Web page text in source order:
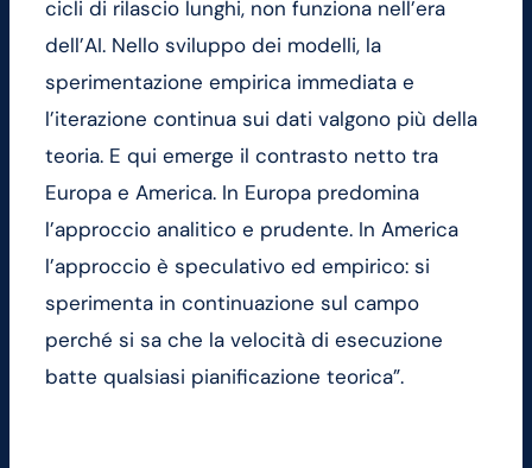
cicli di rilascio lunghi, non funziona nell’era
dell’AI. Nello sviluppo dei modelli, la
sperimentazione empirica immediata e
l’iterazione continua sui dati valgono più della
teoria. E qui emerge il contrasto netto tra
Europa e America. In Europa predomina
l’approccio analitico e prudente. In America
l’approccio è speculativo ed empirico: si
sperimenta in continuazione sul campo
perché si sa che la velocità di esecuzione
batte qualsiasi pianificazione teorica”.